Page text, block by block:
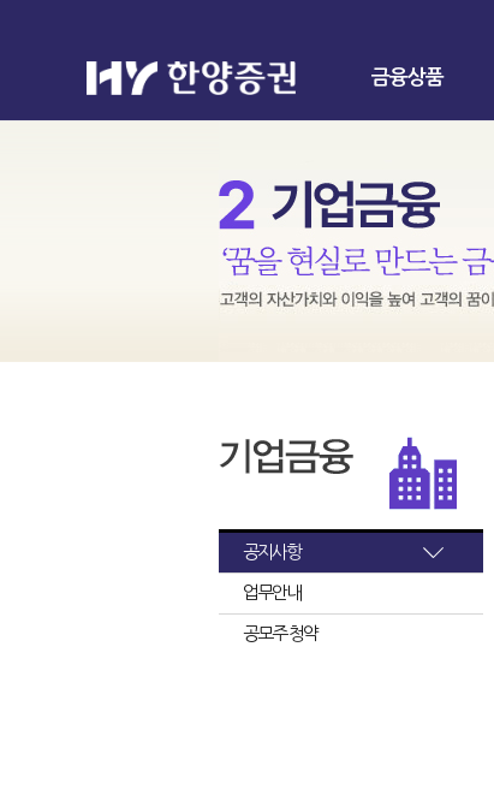
금융상품
공지사항
업무안내
공모주 청약